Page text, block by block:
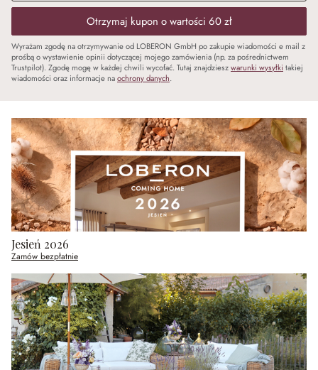
Otrzymaj kupon o wartości 60 zł
Wyrażam zgodę na otrzymywanie od LOBERON GmbH po zakupie wiadomości e mail z
prośbą o wystawienie opinii dotyczącej mojego zamówienia (np. za pośrednictwem
Trustpilot). Zgodę mogę w każdej chwili wycofać. Tutaj znajdzieszwarunki wysyłki takiej
wiadomości oraz informacje naochrony danych.
Jesień 2026
Zamów bezpłatnie